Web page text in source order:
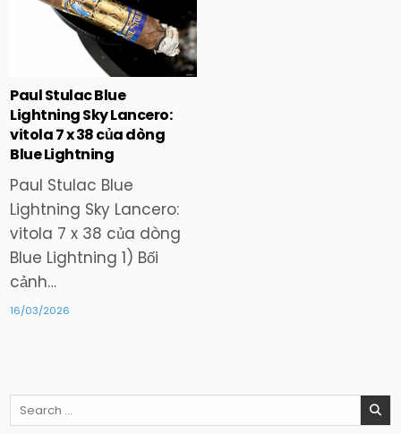
Posted
in
Paul Stulac Blue
Lightning Sky Lancero:
vitola 7 x 38 của dòng
Blue Lightning
Paul Stulac Blue
Lightning Sky Lancero:
vitola 7 x 38 của dòng
Blue Lightning 1) Bối
cảnh…
16/03/2026
Search
for: